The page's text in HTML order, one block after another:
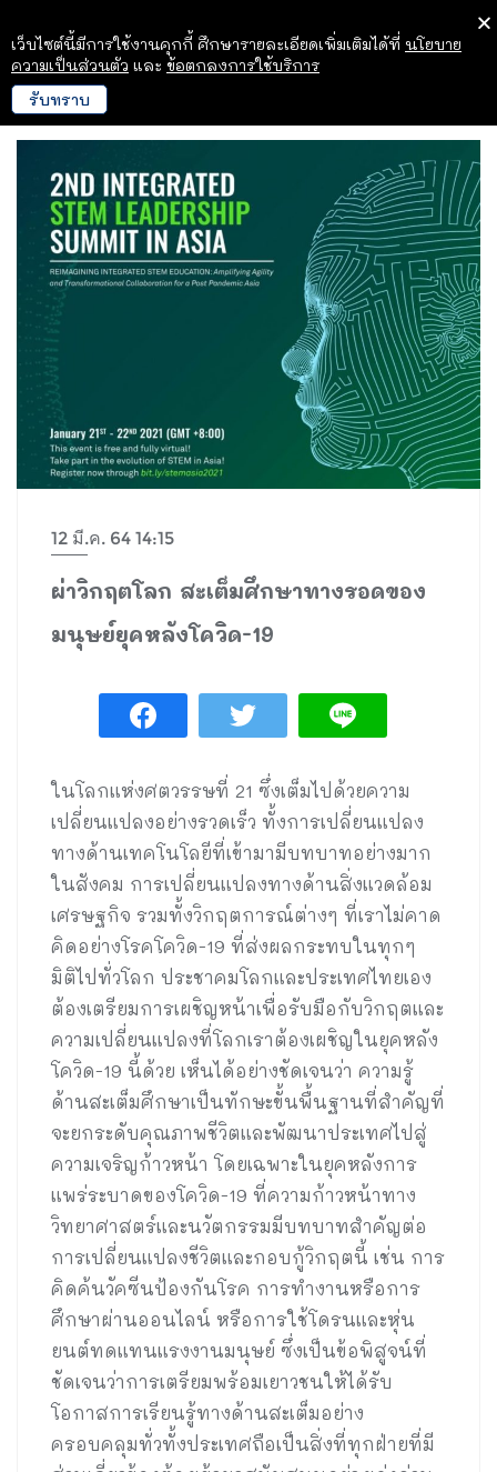
12 มี.ค. 64 14:15
ผ่าวิกฤตโลก สะเต็มศึกษาทางรอดของ
มนุษย์ยุคหลังโควิด-19
ในโลกแห่งศตวรรษที่ 21 ซึ่งเต็มไปด้วยความ
เปลี่ยนแปลงอย่างรวดเร็ว ทั้งการเปลี่ยนแปลง
ทางด้านเทคโนโลยีที่เข้ามามีบทบาทอย่างมาก
ในสังคม การเปลี่ยนแปลงทางด้านสิ่งแวดล้อม
เศรษฐกิจ รวมทั้งวิกฤตการณ์ต่างๆ ที่เราไม่คาด
คิดอย่างโรคโควิด-19 ที่ส่งผลกระทบในทุกๆ
มิติไปทั่วโลก ประชาคมโลกและประเทศไทยเอง
ต้องเตรียมการเผชิญหน้าเพื่อรับมือกับวิกฤตและ
ความเปลี่ยนแปลงที่โลกเราต้องเผชิญในยุคหลัง
โควิด-19 นี้ด้วย เห็นได้อย่างชัดเจนว่า ความรู้
ด้านสะเต็มศึกษาเป็นทักษะขั้นพื้นฐานที่สำคัญที่
จะยกระดับคุณภาพชีวิตและพัฒนาประเทศไปสู่
ความเจริญก้าวหน้า โดยเฉพาะในยุคหลังการ
แพร่ระบาดของโควิด-19 ที่ความก้าวหน้าทาง
วิทยาศาสตร์และนวัตกรรมมีบทบาทสำคัญต่อ
การเปลี่ยนแปลงชีวิตและกอบกู้วิกฤตนี้ เช่น การ
คิดค้นวัคซีนป้องกันโรค การทำงานหรือการ
ศึกษาผ่านออนไลน์ หรือการใช้โดรนและหุ่น
ยนต์ทดแทนแรงงานมนุษย์ ซึ่งเป็นข้อพิสูจน์ที่
ชัดเจนว่าการเตรียมพร้อมเยาวชนให้ได้รับ
โอกาสการเรียนรู้ทางด้านสะเต็มอย่าง
ครอบคลุมทั่วทั้งประเทศถือเป็นสิ่งที่ทุกฝ่ายที่มี
เว็บไซต์นี้มีการใช้งานคุกกี้ ศึกษารายละเอียดเพิ่มเติมได้ที่ นโยบาย
ความเป็นส่วนตัว และ ข้อตกลงการใช้บริการ
รับทราบ